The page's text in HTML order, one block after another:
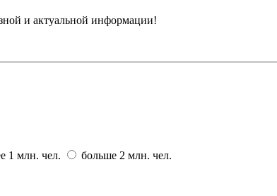
и актуальной информации!
1 млн. чел.
больше 2 млн. чел.